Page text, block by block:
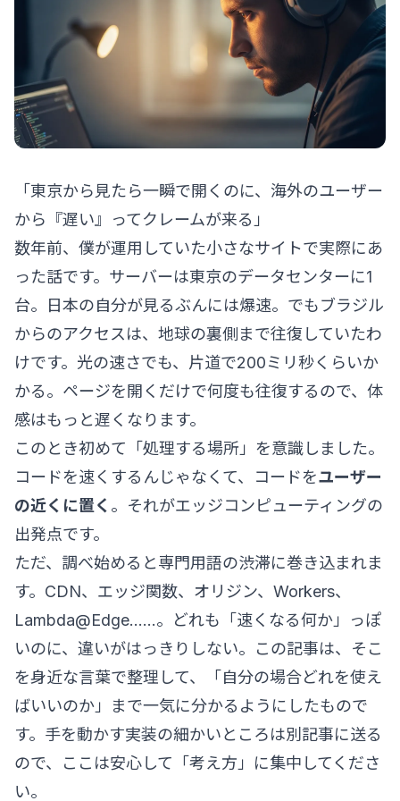
「東京から見たら一瞬で開くのに、海外のユーザー
から『遅い』ってクレームが来る」
数年前、僕が運用していた小さなサイトで実際にあ
った話です。サーバーは東京のデータセンターに1
台。日本の自分が見るぶんには爆速。でもブラジル
からのアクセスは、地球の裏側まで往復していたわ
けです。光の速さでも、片道で200ミリ秒くらいか
かる。ページを開くだけで何度も往復するので、体
感はもっと遅くなります。
このとき初めて「処理する場所」を意識しました。
コードを速くするんじゃなくて、コードをユーザー
の近くに置く 。それがエッジコンピューティングの
出発点です。
ただ、調べ始めると専門用語の渋滞に巻き込まれま
す。CDN、エッジ関数、オリジン、Workers、
Lambda@Edge……。どれも「速くなる何か」っぽ
いのに、違いがはっきりしない。この記事は、そこ
を身近な言葉で整理して、「自分の場合どれを使え
ばいいのか」まで一気に分かるようにしたもので
す。手を動かす実装の細かいところは別記事に送る
ので、ここは安心して「考え方」に集中してくださ
い。